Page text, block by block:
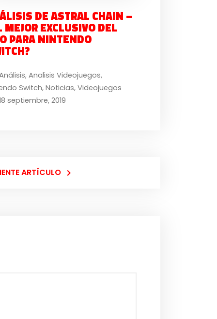
DE ASTRAL CHAIN –
MEJOR EXCLUSIVO DEL
PARA NINTENDO
,Analisis Videojuegos,
Switch,Noticias,Videojuegos
septiembre, 2019
ARTÍCULO